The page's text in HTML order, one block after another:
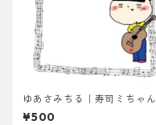
ゆあさみちる｜寿司ミちゃん
付せん
¥500